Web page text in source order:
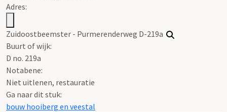
Adres:
Zuidoostbeemster - Purmerenderweg D-219a
Buurt of wijk:
D no. 219a
Notabene:
Niet uitlenen, restauratie
Ga naar dit stuk:
bouw hooiberg en veestal